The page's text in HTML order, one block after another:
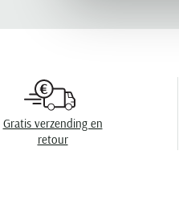
Gratis verzending en
retour